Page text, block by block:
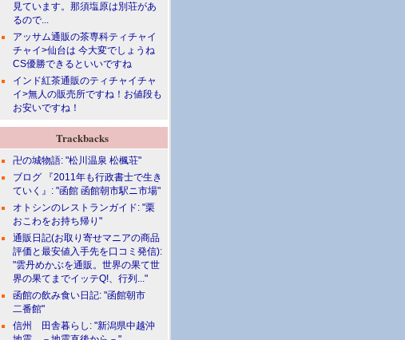
見ています。那須塩原は別荘があ
るので...
アッサム通販の茶専科ティチャイ
チャイ>仙台は 今大変でしょうね
CS優勝できるといいですね
インド紅茶通販のティチャイチャ
イ>無人の販売所ですね！お値段も
お安いですね！
Trackbacks
卍の城物語: "松川温泉 松楓荘"
ブログ 『2011年も行政書士で生き
ていく』: "函館 函館朝市駅ニ市場"
オトシンのレストランガイド: "栗
おこわをお持ち帰り"
通販日記(お取り寄せマニアの商品
評価と最安値入手先を口コミ発信):
"雲丹めかぶを通販。世界の果て世
界の果てまでイッテQ!、行列..."
函館の飲み食い日記: "函館朝市
二番館"
信州 田舎暮らし: "新潟県中越沖